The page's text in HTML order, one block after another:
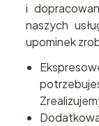
i
naszych
upominek